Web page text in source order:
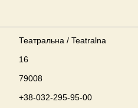
Театральна / Teatralna
16
79008
+38-032-295-95-00